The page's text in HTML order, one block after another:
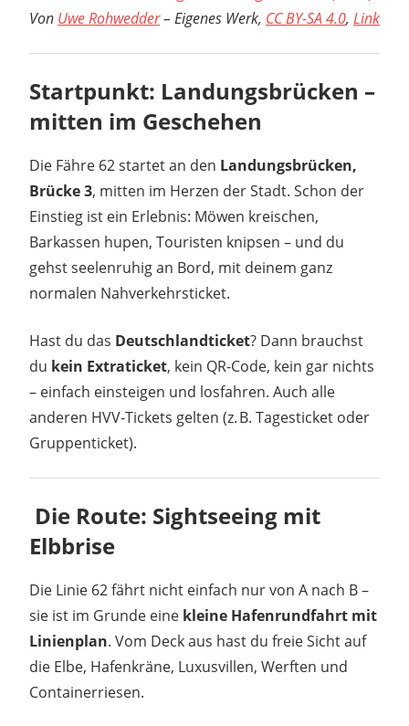
Von Uwe Rohwedder– Eigenes Werk, CC BY-SA 4.0, Link
Startpunkt: Landungsbrücken –
mitten im Geschehen
Die Fähre 62 startet an den Landungsbrücken,
Brücke 3, mitten im Herzen der Stadt. Schon der
Einstieg ist ein Erlebnis: Möwen kreischen,
Barkassen hupen, Touristen knipsen – und du
gehst seelenruhig an Bord, mit deinem ganz
normalen Nahverkehrsticket.
Hast du das Deutschlandticket? Dann brauchst
du kein Extraticket, kein QR-Code, kein gar nichts
– einfach einsteigen und losfahren. Auch alle
anderen HVV-Tickets gelten (z. B. Tagesticket oder
Gruppenticket).
Die Route: Sightseeing mit
Elbbrise
Die Linie 62 fährt nicht einfach nur von A nach B –
sie ist im Grunde eine kleine Hafenrundfahrt mit
Linienplan. Vom Deck aus hast du freie Sicht auf
die Elbe, Hafenkräne, Luxusvillen, Werften und
Containerriesen.